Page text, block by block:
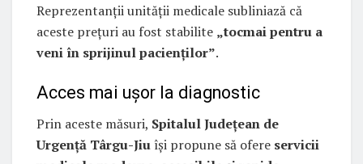
Reprezentanții unității medicale subliniază că
aceste prețuri au fost stabilite „tocmai pentru a
veni în sprijinul pacienților”.
Acces mai ușor la diagnostic
Prin aceste măsuri, Spitalul Județean de
Urgență Târgu-Jiu își propune să ofere servicii